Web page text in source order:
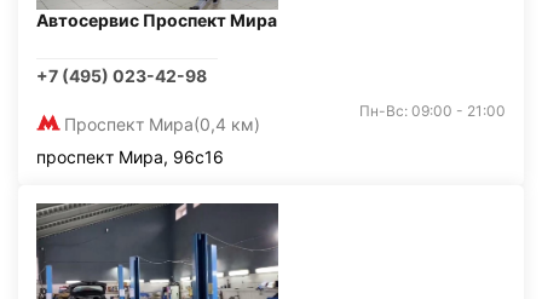
Автосервис Проспект Мира
+7 (495) 023-42-98
Проспект Мира(0,4 км)
Пн-Вс: 09:00 - 21:00
проспект Мира, 96с16